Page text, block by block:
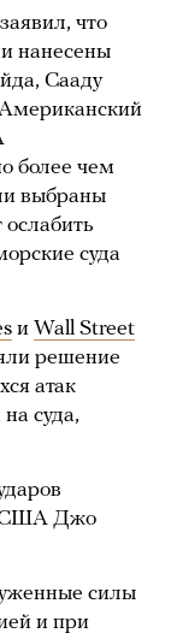
что
нанесены
Сааду
более чем
выбраны
ослабить
суда
и Wall Street
решение
атак
суда,
США Джо
силы
и при